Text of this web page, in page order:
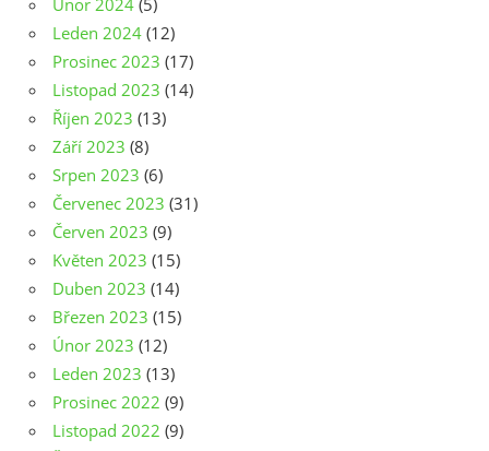
Únor 2024 (5)
Leden 2024 (12)
Prosinec 2023 (17)
Listopad 2023 (14)
Říjen 2023 (13)
Září 2023 (8)
Srpen 2023 (6)
Červenec 2023 (31)
Červen 2023 (9)
Květen 2023 (15)
Duben 2023 (14)
Březen 2023 (15)
Únor 2023 (12)
Leden 2023 (13)
Prosinec 2022 (9)
Listopad 2022 (9)